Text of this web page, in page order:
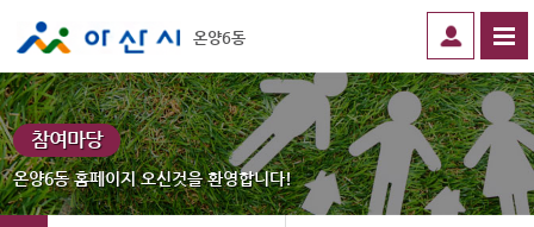
온양6동
참여마당
온양6동 홈페이지 오신것을 환영합니다!